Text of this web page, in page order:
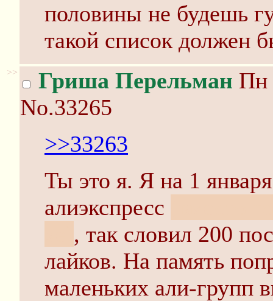
половины не будешь
такой список должен
>> Гриша Перельман Пн
No.33265
>>33263
Ты это я. Я на 1
алиэкспресс
, так словил 200
лайков. На память
маленьких али-групп